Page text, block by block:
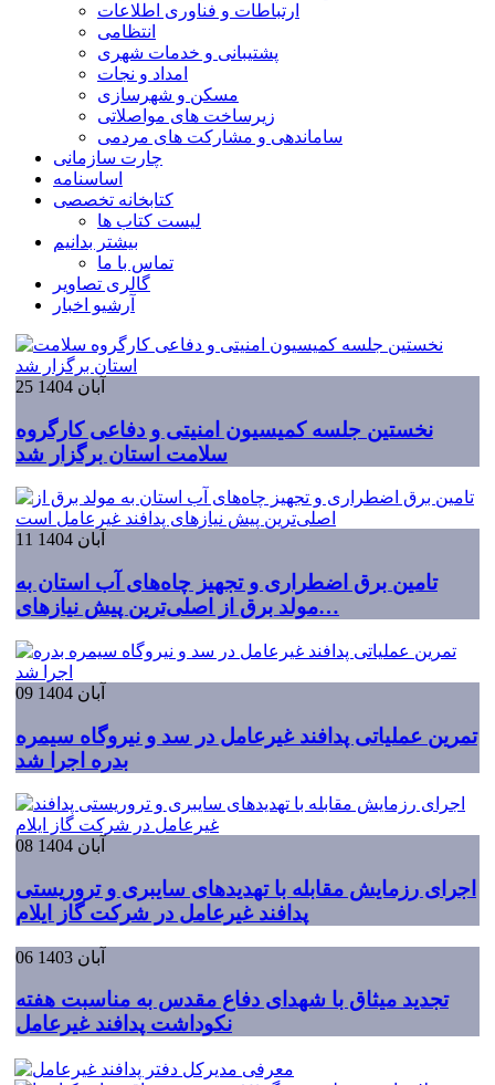
ارتباطات و فناوری اطلاعات
انتظامی
پشتیبانی و خدمات شهری
امداد و نجات
مسکن و شهرسازی
زیرساخت های مواصلاتی
ساماندهی و مشارکت های مردمی
چارت سازمانی
اساسنامه
کتابخانه تخصصی
لیست کتاب ها
بیشتر بدانیم
تماس با ما
گالری تصاویر
آرشیو اخبار
25 آبان 1404
نخستین جلسه کمیسیون امنیتی و دفاعی کارگروه
سلامت استان برگزار شد
11 آبان 1404
تامین برق اضطراری و تجهیز چاه‌های آب استان به
مولد برق از اصلی‌ترین پیش نیازهای…
09 آبان 1404
تمرین عملیاتی پدافند غیرعامل در سد و نیروگاه سیمره
بدره اجرا شد
08 آبان 1404
اجرای رزمایش مقابله با تهدیدهای سایبری و تروریستی
پدافند غیرعامل در شرکت گاز ایلام
06 آبان 1403
تجدید میثاق با شهدای دفاع مقدس به مناسبت هفته
نکوداشت پدافند غیرعامل